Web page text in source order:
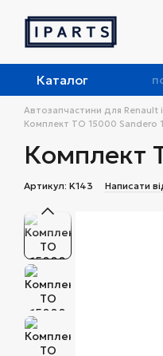
Каталог
Автозапчастини для Renault
Комплект ТО 15000 Sandero
Комплект
Артикул: K143 Написати